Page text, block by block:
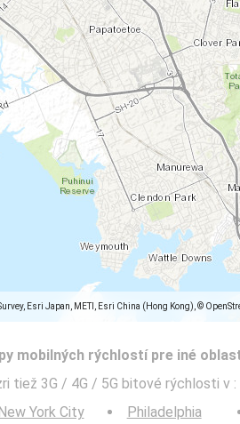
Esri Japan, METI, Esri China (Hong Kong), ©
mobilných rýchlostí pre iné
tiež 3G / 4G / 5G bitové rýchlosti v :
York City
Philadelphia